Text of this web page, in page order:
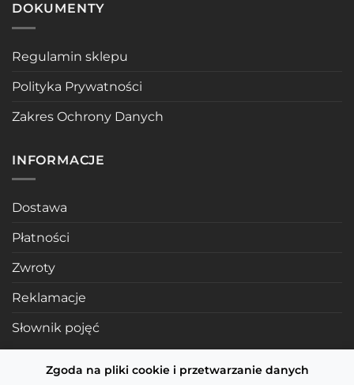
Zgoda na pliki cookie i przetwarzanie danych
DOKUMENTY
Regulamin sklepu
Polityka Prywatności
Zakres Ochrony Danych
INFORMACJE
Dostawa
Płatności
Zwroty
Reklamacje
Słownik pojęć
POLECANE STRONY